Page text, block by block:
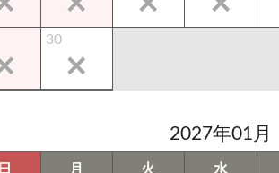
30
2027年01月
日 月 火 水